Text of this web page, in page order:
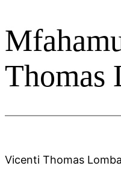
Thomas
Vicenti Thomas